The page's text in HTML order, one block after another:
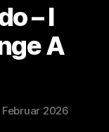
– I
A
Februar 2026